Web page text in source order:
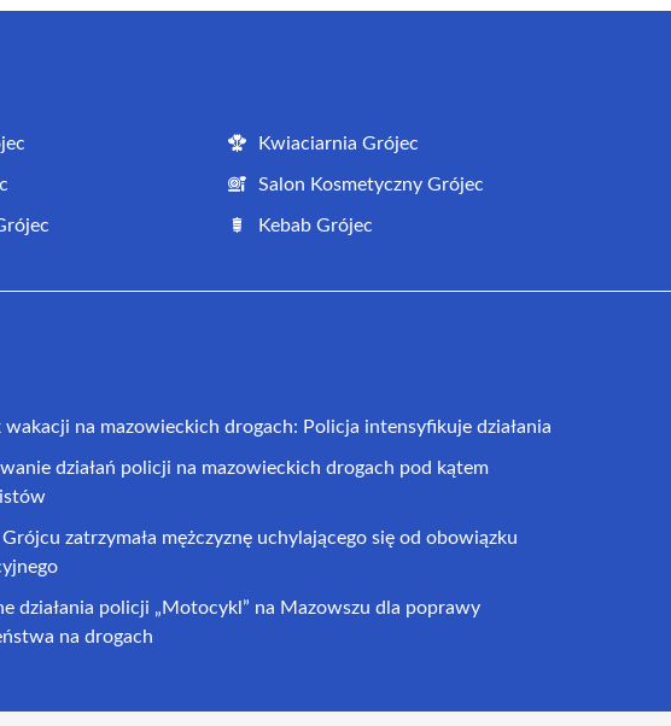
Kwiaciarnia Grójec
Salon Kosmetyczny Grójec
Kebab Grójec
wakacji na mazowieckich drogach: Policja intensyfikuje działania
działań policji na mazowieckich drogach pod kątem
zatrzymała mężczyznę uchylającego się od obowiązku
działania policji „Motocykl” na Mazowszu dla poprawy
na drogach